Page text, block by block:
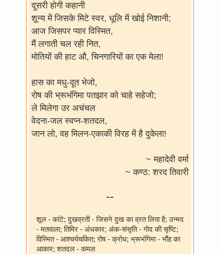
दूसरी होगी कहानी
शून्य में जिसके मिटे स्वर, धूलि में खोई निशानी;
आज जिसपर प्यार विस्मित,
मैं लगाती चल रही नित,
मोतियों की हाट औ, चिनगारियों का एक मेला!
हास का मधु-दूत भेजो,
रोष की भ्रूभंगिमा पतझार को चाहे सहेजो;
ले मिलेगा उर अचंचल
वेदना-जल स्वप्न-शतदल,
जान लो, वह मिलन-एकाकी विरह में है दुकेला!
~ महादेवी वर्मा
~ कण्ठ: शरद तिवारी
--
शूल - कांटे; दुखव्रती - जिसने दुख का व्रत लिया है; उन्मद
- मतवाला; तिमिर - अंधकार; अंक-संसृति - गोद की सृष्टि;
विस्मित - आश्चर्यचकित; रोष - क्रोध; भ्रूभंगिमा - भौंह का
आकार; शतदल - कमल